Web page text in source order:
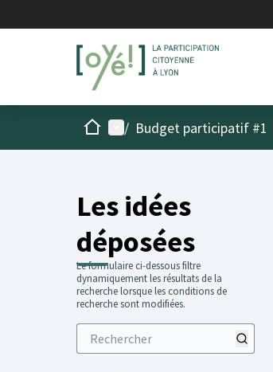
AccueilMenu principal
/ Budget participatif #1
Les idées
déposées
Le formulaire ci-dessous filtre
dynamiquement les résultats de la
recherche lorsque les conditions de
recherche sont modifiées.